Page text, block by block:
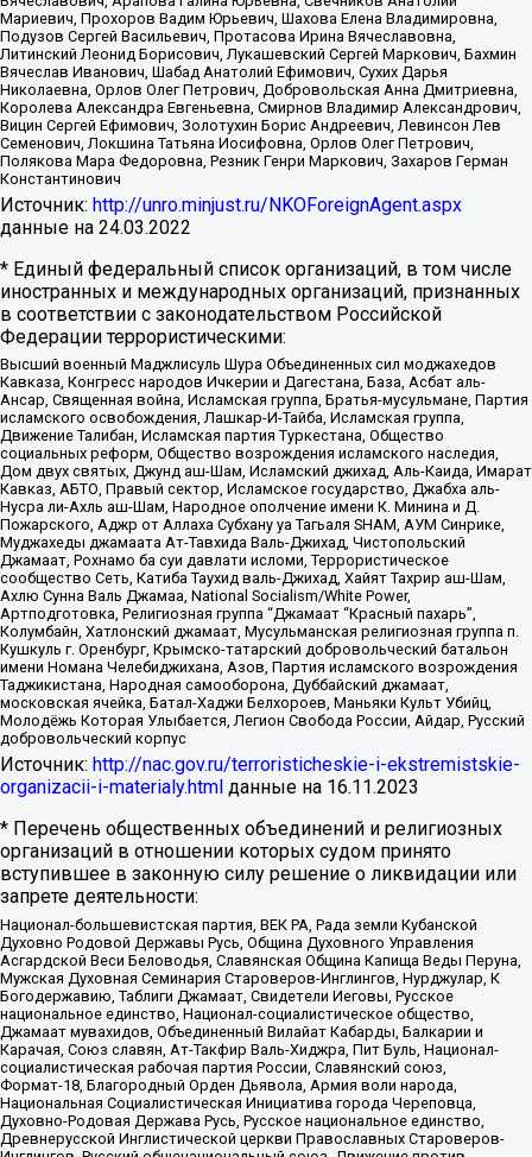
Мариевич, Прохоров Вадим Юрьевич, Шахова Елена Владимировна,
Подузов Сергей Васильевич, Протасова Ирина Вячеславовна,
Литинский Леонид Борисович, Лукашевский Сергей Маркович, Бахмин
Вячеслав Иванович, Шабад Анатолий Ефимович, Сухих Дарья
Николаевна, Орлов Олег Петрович, Добровольская Анна Дмитриевна,
Королева Александра Евгеньевна, Смирнов Владимир Александрович,
Вицин Сергей Ефимович, Золотухин Борис Андреевич, Левинсон Лев
Семенович, Локшина Татьяна Иосифовна, Орлов Олег Петрович,
Полякова Мара Федоровна, Резник Генри Маркович, Захаров Герман
Константинович
Источник: http://unro.minjust.ru/NKOForeignAgent.aspx
данные на 24.03.2022
* Единый федеральный список организаций, в том числе
иностранных и международных организаций, признанных
в соответствии с законодательством Российской
Федерации террористическими:
Высший военный Маджлисуль Шура Объединенных сил моджахедов
Кавказа, Конгресс народов Ичкерии и Дагестана, База, Асбат аль-
Ансар, Священная война, Исламская группа, Братья-мусульмане, Партия
исламского освобождения, Лашкар-И-Тайба, Исламская группа,
Движение Талибан, Исламская партия Туркестана, Общество
социальных реформ, Общество возрождения исламского наследия,
Дом двух святых, Джунд аш-Шам, Исламский джихад, Аль-Каида, Имарат
Кавказ, АБТО, Правый сектор, Исламское государство, Джабха аль-
Нусра ли-Ахль аш-Шам, Народное ополчение имени К. Минина и Д.
Пожарского, Аджр от Аллаха Субхану уа Тагьаля SHAM, АУМ Синрике,
Муджахеды джамаата Ат-Тавхида Валь-Джихад, Чистопольский
Джамаат, Рохнамо ба суи давлати исломи, Террористическое
сообщество Сеть, Катиба Таухид валь-Джихад, Хайят Тахрир аш-Шам,
Ахлю Сунна Валь Джамаа, National Socialism/White Power,
Артподготовка, Религиозная группа “Джамаат “Красный пахарь”,
Колумбайн, Хатлонский джамаат, Мусульманская религиозная группа п.
Кушкуль г. Оренбург, Крымско-татарский добровольческий батальон
имени Номана Челебиджихана, Азов, Партия исламского возрождения
Таджикистана, Народная самооборона, Дуббайский джамаат,
московская ячейка, Батал-Хаджи Белхороев, Маньяки Культ Убийц,
Молодёжь Которая Улыбается, Легион Свобода России, Айдар, Русский
добровольческий корпус
Источник: http://nac.gov.ru/terroristicheskie-i-ekstremistskie-
organizacii-i-materialy.html данные на 16.11.2023
* Перечень общественных объединений и религиозных
организаций в отношении которых судом принято
вступившее в законную силу решение о ликвидации или
запрете деятельности:
Национал-большевистская партия, ВЕК РА, Рада земли Кубанской
Духовно Родовой Державы Русь, Община Духовного Управления
Асгардской Веси Беловодья, Славянская Община Капища Веды Перуна,
Мужская Духовная Семинария Староверов-Инглингов, Нурджулар, К
Богодержавию, Таблиги Джамаат, Свидетели Иеговы, Русское
национальное единство, Национал-социалистическое общество,
Джамаат мувахидов, Объединенный Вилайат Кабарды, Балкарии и
Карачая, Союз славян, Ат-Такфир Валь-Хиджра, Пит Буль, Национал-
социалистическая рабочая партия России, Славянский союз,
Формат-18, Благородный Орден Дьявола, Армия воли народа,
Национальная Социалистическая Инициатива города Череповца,
Духовно-Родовая Держава Русь, Русское национальное единство,
Древнерусской Инглистической церкви Православных Староверов-